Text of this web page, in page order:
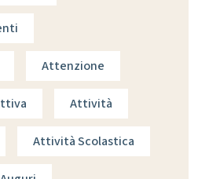
Attenzione
Attività
Attività Scolastica